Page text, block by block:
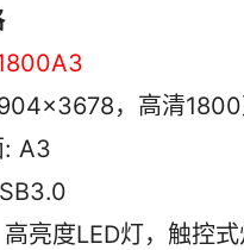
，高清
: A3
亮度LED灯，触控